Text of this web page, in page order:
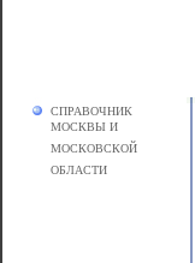
СПРАВОЧНИК
МОСКВЫ И
МОСКОВСКОЙ
ОБЛАСТИ